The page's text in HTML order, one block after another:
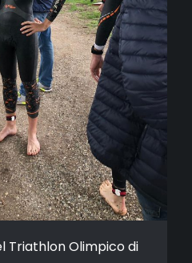
Triathlon Olimpico di